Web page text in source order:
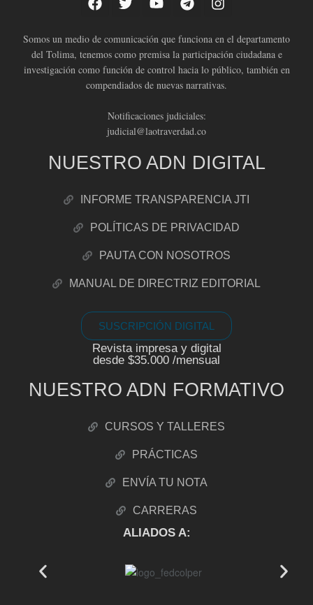
Somos un medio de comunicación que funciona en el departamento
del Tolima, tenemos como premisa la participación ciudadana e
investigación como función de control hacia lo público, también en
compendiados de nuevas narrativas.
Notificaciones judiciales:
judicial@laotraverdad.co
NUESTRO ADN DIGITAL
INFORME TRANSPARENCIA JTI
POLÍTICAS DE PRIVACIDAD
PAUTA CON NOSOTROS
MANUAL DE DIRECTRIZ EDITORIAL
SUSCRIPCIÓN DIGITAL
Revista impresa y digital
desde $35.000 /mensual
NUESTRO ADN FORMATIVO
CURSOS Y TALLERES
PRÁCTICAS
ENVÍA TU NOTA
CARRERAS
ALIADOS A: